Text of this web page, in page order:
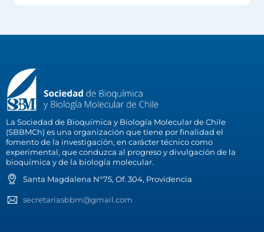
La Sociedad de Bioquímica y Biología Molecular de Chile
(SBBMCh) es una organización que tiene por finalidad el
fomento de la investigación, en carácter técnico como
experimental, que conduzca al progreso y divulgación de la
bioquímica y de la biología molecular.
Santa Magdalena N°75, Of. 304, Providencia
secretariasbbm@gmail.com